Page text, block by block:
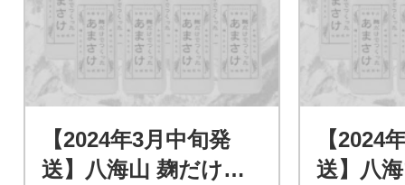
【2024年3月中旬発
送】八海山 麹だけで
【2024
送】八